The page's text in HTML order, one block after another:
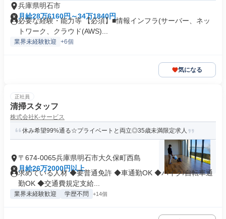
兵庫県明石市
月給28万6160円～34万1840円
必要な経験・能力等 【必須】■情報インフラ(サーバー、ネッ
トワーク、クラウド(AWS)...
業界未経験歓迎 +6個
気になる
正社員
清掃スタッフ
株式会社K-サービス
休み希望99%通る☆プライベートと両立◎35歳未満限定求人
〒674-0065兵庫県明石市大久保町西島
月給26万2000円以上
求めている人材 ◆要普通免許 ◆車通勤OK ◆バイク/自転車通
勤OK ◆交通費規定支給...
業界未経験歓迎 学歴不問 +14個